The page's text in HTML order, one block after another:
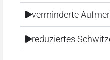
verminderte
reduziertes